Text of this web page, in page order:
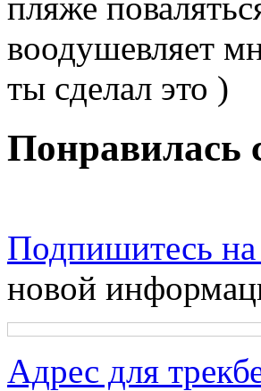
воодушевляет
ты сделал это )
Понравилась
Подпишитесь на
новой
Адрес для